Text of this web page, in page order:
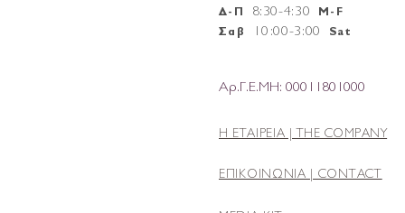
Δ-Π
8:30-4:30 M-F
Σαβ
10 :00-3:00 Sat
Αρ.Γ.Ε.ΜΗ: 00011801000
Η ΕΤΑΙΡΕΙΑ | THE COMPANY
ΕΠΙΚΟΙΝΩΝΙΑ | CONTACT